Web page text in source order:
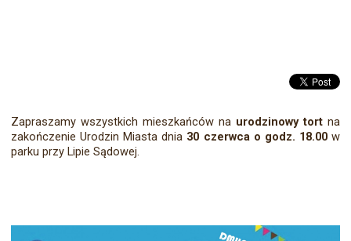
Zapraszamy wszystkich mieszkańców na urodzinowy tort na
zakończenie Urodzin Miasta dnia 30 czerwca o godz. 18.00 w
parku przy Lipie Sądowej.